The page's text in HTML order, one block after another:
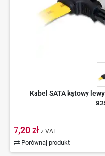
Kabel SATA kątowy
7,20 zł z VAT
Porównaj produkt